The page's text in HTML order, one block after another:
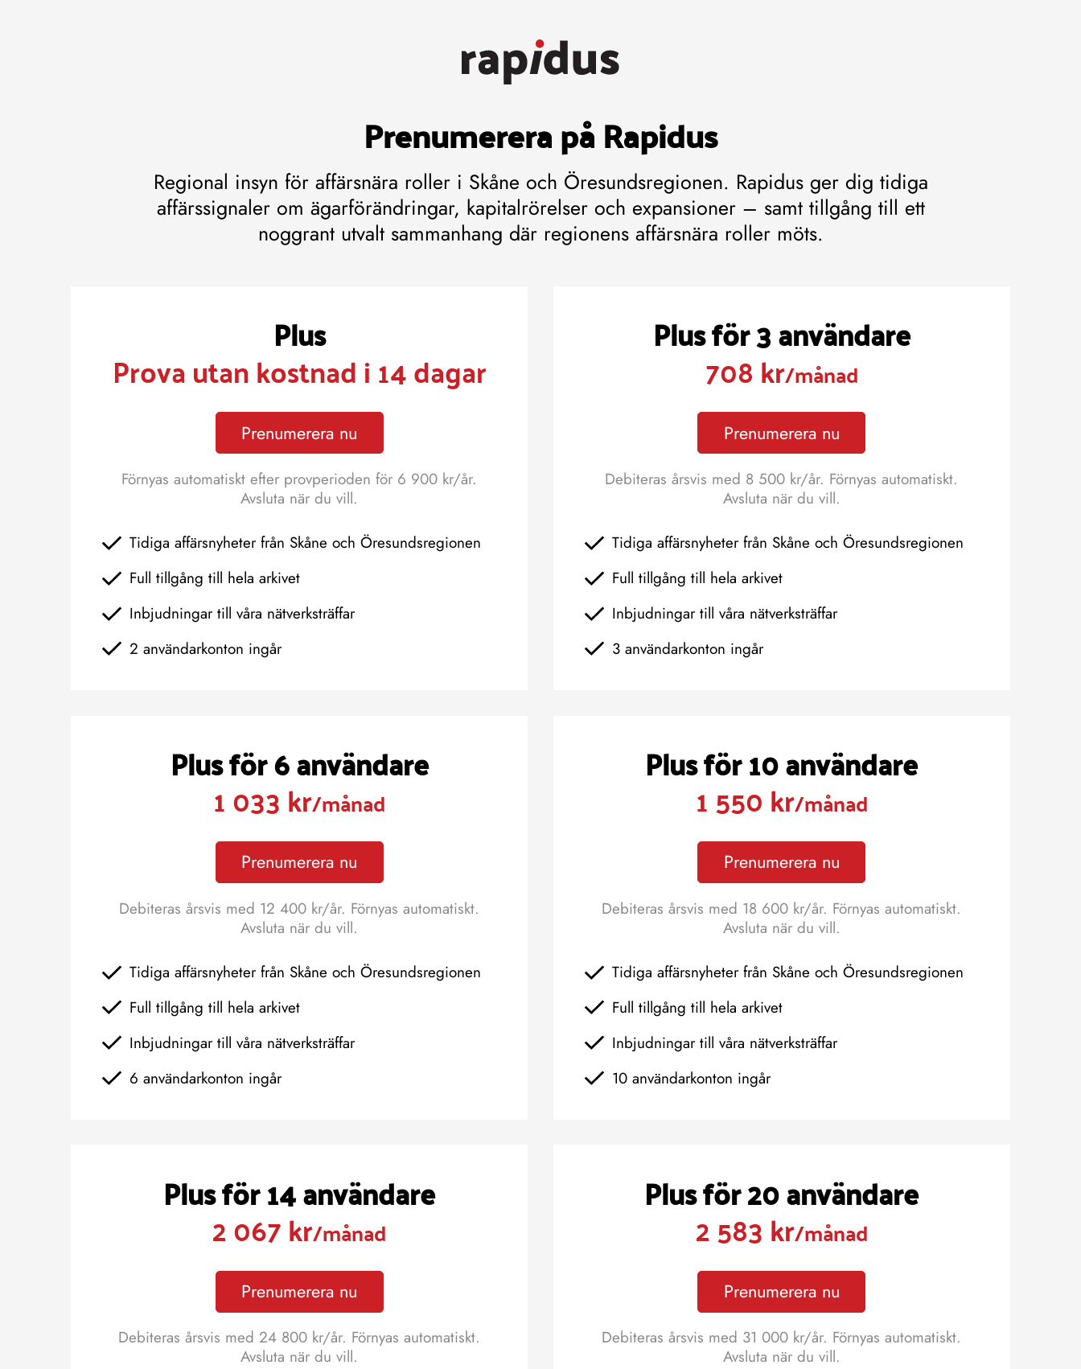
Prenumerera på Rapidus
Regional insyn för affärsnära roller i Skåne och Öresundsregionen. Rapidus ger dig tidiga
affärssignaler om ägarförändringar, kapitalrörelser och expansioner – samt tillgång till ett
noggrant utvalt sammanhang där regionens affärsnära roller möts.
Plus
Prova utan kostnad i 14 dagar
Prenumerera nu
Förnyas automatiskt efter provperioden för 6 900 kr/år.
Avsluta när du vill.
Tidiga affärsnyheter från Skåne och Öresundsregionen
Full tillgång till hela arkivet
Inbjudningar till våra nätverksträffar
2 användarkonton ingår
Plus för 3 användare
708 kr/månad
Prenumerera nu
Debiteras årsvis med 8 500 kr/år. Förnyas automatiskt.
Avsluta när du vill.
Tidiga affärsnyheter från Skåne och Öresundsregionen
Full tillgång till hela arkivet
Inbjudningar till våra nätverksträffar
3 användarkonton ingår
Plus för 6 användare
1 033 kr/månad
Prenumerera nu
Debiteras årsvis med 12 400 kr/år. Förnyas automatiskt.
Avsluta när du vill.
Tidiga affärsnyheter från Skåne och Öresundsregionen
Full tillgång till hela arkivet
Inbjudningar till våra nätverksträffar
6 användarkonton ingår
Plus för 10 användare
1 550 kr/månad
Prenumerera nu
Debiteras årsvis med 18 600 kr/år. Förnyas automatiskt.
Avsluta när du vill.
Tidiga affärsnyheter från Skåne och Öresundsregionen
Full tillgång till hela arkivet
Inbjudningar till våra nätverksträffar
10 användarkonton ingår
Plus för 14 användare
2 067 kr/månad
Prenumerera nu
Debiteras årsvis med 24 800 kr/år. Förnyas automatiskt.
Avsluta när du vill.
Plus för 20 användare
2 583 kr/månad
Prenumerera nu
Debiteras årsvis med 31 000 kr/år. Förnyas automatiskt.
Avsluta när du vill.